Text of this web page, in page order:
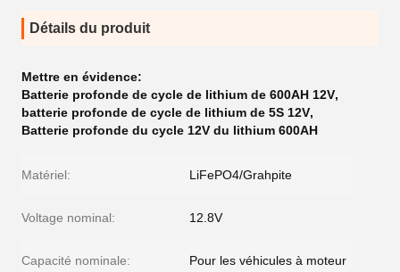
Détails du produit
Mettre en évidence:
Batterie profonde de cycle de lithium de 600AH 12V,
batterie profonde de cycle de lithium de 5S 12V,
Batterie profonde du cycle 12V du lithium 600AH
Matériel: LiFePO4/Grahpite
Voltage nominal: 12.8V
Capacité nominale: Pour les véhicules à moteur